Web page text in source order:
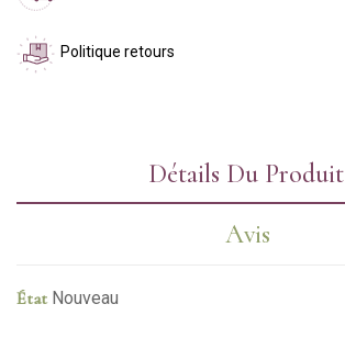
Politique retours
Détails Du Produit
Avis
État Nouveau